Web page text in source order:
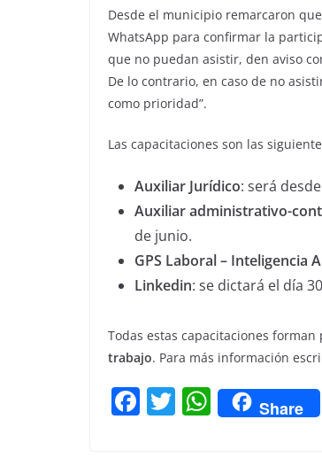
Desde el municipio remarcaron
WhatsApp para confirmar la
que no puedan asistir, den aviso
De lo contrario, en caso de no
como prioridad”.
Las capacitaciones son las
Auxiliar Jurídico: será
Auxiliar administrativo-
de junio.
GPS Laboral – Inteligencia
Linkedin: se dictará el día
Todas estas capacitaciones
trabajo. Para más información
F T W
h
Share